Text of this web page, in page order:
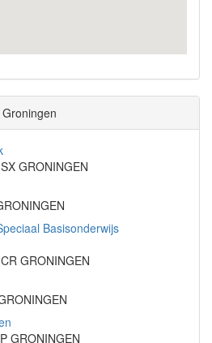
GRONINGEN
Basisonderwijs
GRONINGEN
GRONINGEN